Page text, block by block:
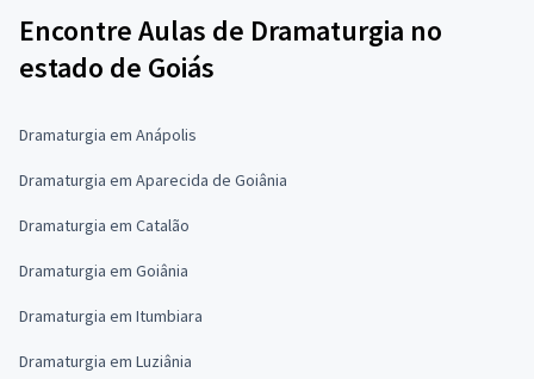
Encontre Aulas de Dramaturgia no
estado de Goiás
Dramaturgia em Anápolis
Dramaturgia em Aparecida de Goiânia
Dramaturgia em Catalão
Dramaturgia em Goiânia
Dramaturgia em Itumbiara
Dramaturgia em Luziânia